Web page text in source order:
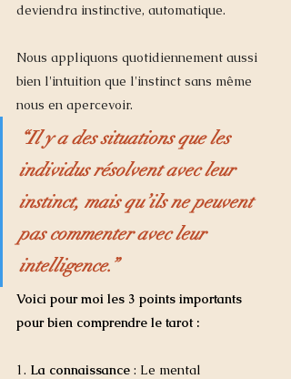
deviendra instinctive, automatique.
Nous appliquons quotidiennement aussi
bien l'intuition que l'instinct sans même
nous en apercevoir.
“Il y a des situations que les
individus résolvent avec leur
instinct, mais qu’ils ne peuvent
pas commenter avec leur
intelligence.”
Voici pour moi les 3 points importants
pour bien comprendre le tarot :
1. La connaissance : Le mental